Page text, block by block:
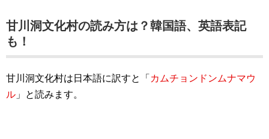
甘川洞文化村の読み方は？韓国語、英語表記
も！
甘川洞文化村は日本語に訳すと「 カムチョンドンムナマウ
ル 」と読みます。